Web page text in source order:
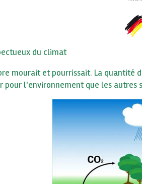
du climat
mourait et pourrissait. La
pour l'environnement que les autres